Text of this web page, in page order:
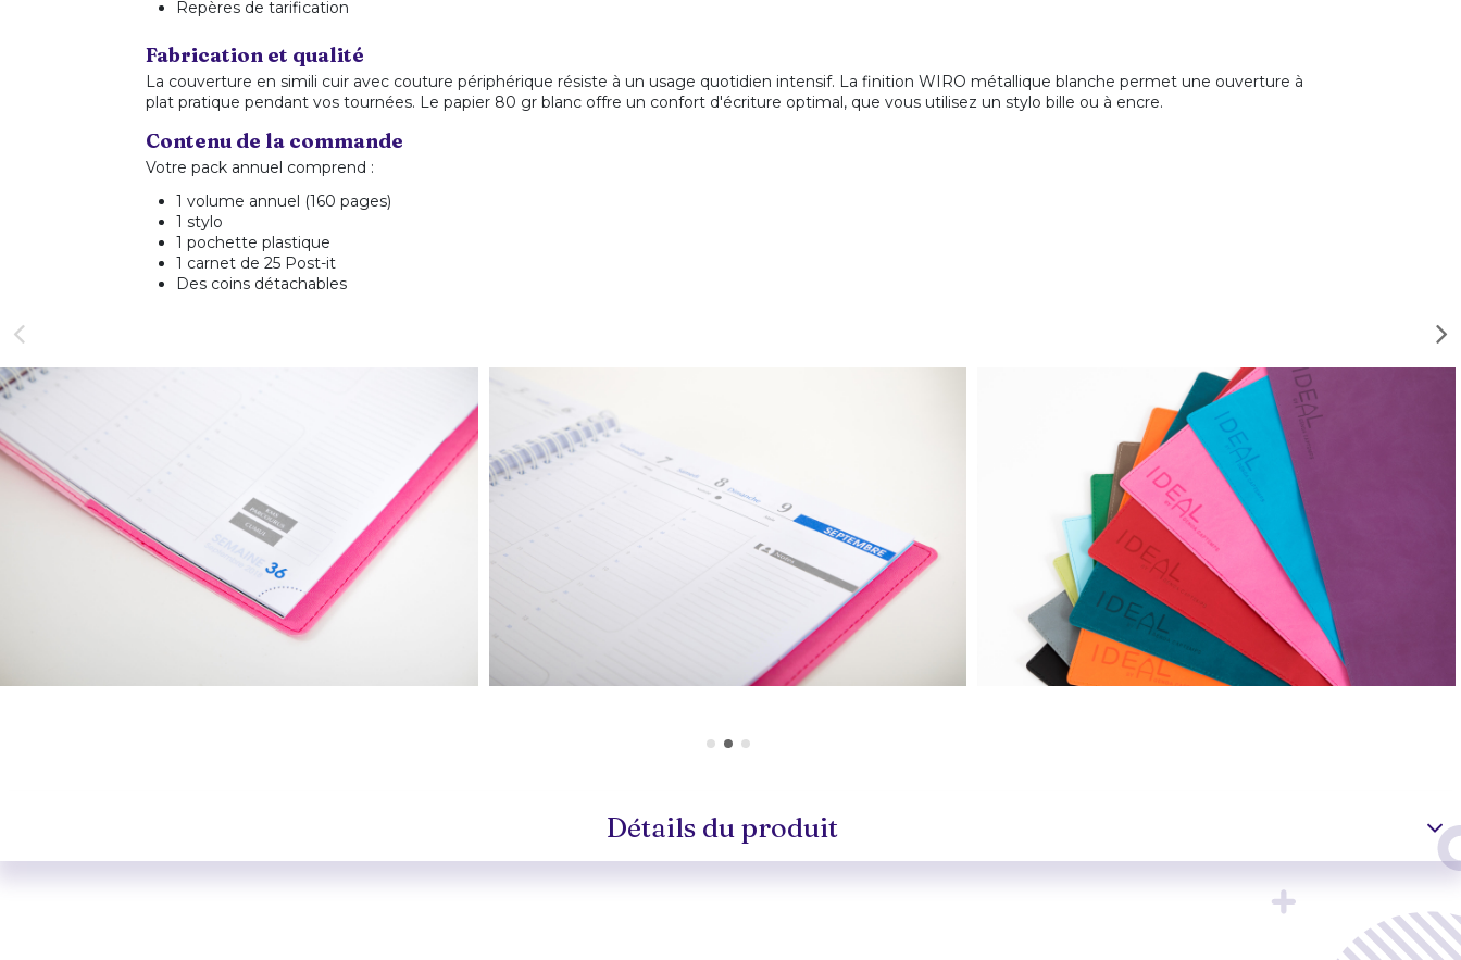
Repères de tarification
Fabrication et qualité
La couverture en simili cuir avec couture périphérique résiste à un usage quotidien intensif. La finition WIRO métallique blanche permet une ouverture à
plat pratique pendant vos tournées. Le papier 80 gr blanc offre un confort d'écriture optimal, que vous utilisez un stylo bille ou à encre.
Contenu de la commande
Votre pack annuel comprend :
1 volume annuel (160 pages)
1 stylo
1 pochette plastique
1 carnet de 25 Post-it
Des coins détachables
Détails du produit